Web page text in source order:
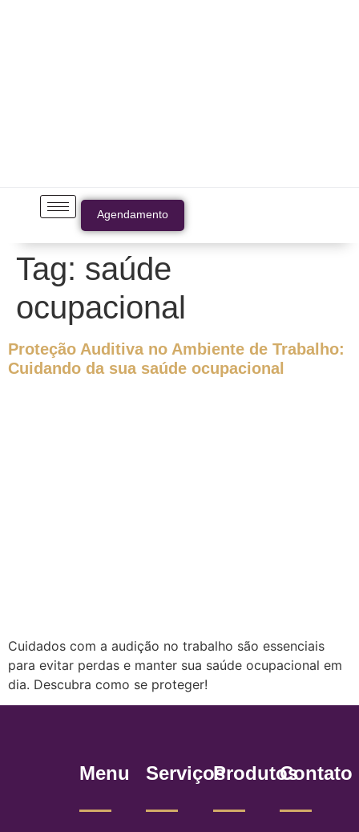
Agendamento
Tag: saúde
ocupacional
Proteção Auditiva no Ambiente de Trabalho:
Cuidando da sua saúde ocupacional
Cuidados com a audição no trabalho são essenciais
para evitar perdas e manter sua saúde ocupacional em
dia. Descubra como se proteger!
Menu ServiçosProdutosContato